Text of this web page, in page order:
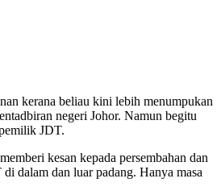
kerana beliau kini lebih menumpukan
negeri Johor. Namun begitu
JDT.
kesan kepada persembahan dan
dalam dan luar padang. Hanya masa